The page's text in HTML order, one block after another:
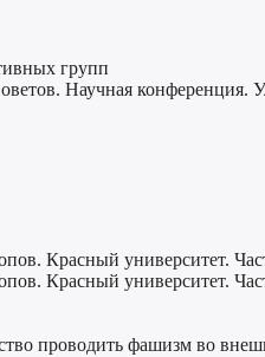
групп
Научная конференция.
Красный университет.
Красный университет.
проводить фашизм во